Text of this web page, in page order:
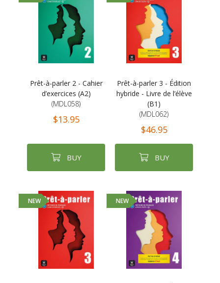
Prêt-à-parler 2 - Cahier
d’exercices (A2)
(MDL058)
$13.95
BUY
Prêt-à-parler 3 - Édition
hybride - Livre de l’élève
(B1)
(MDL062)
$46.95
BUY
NEW NEW